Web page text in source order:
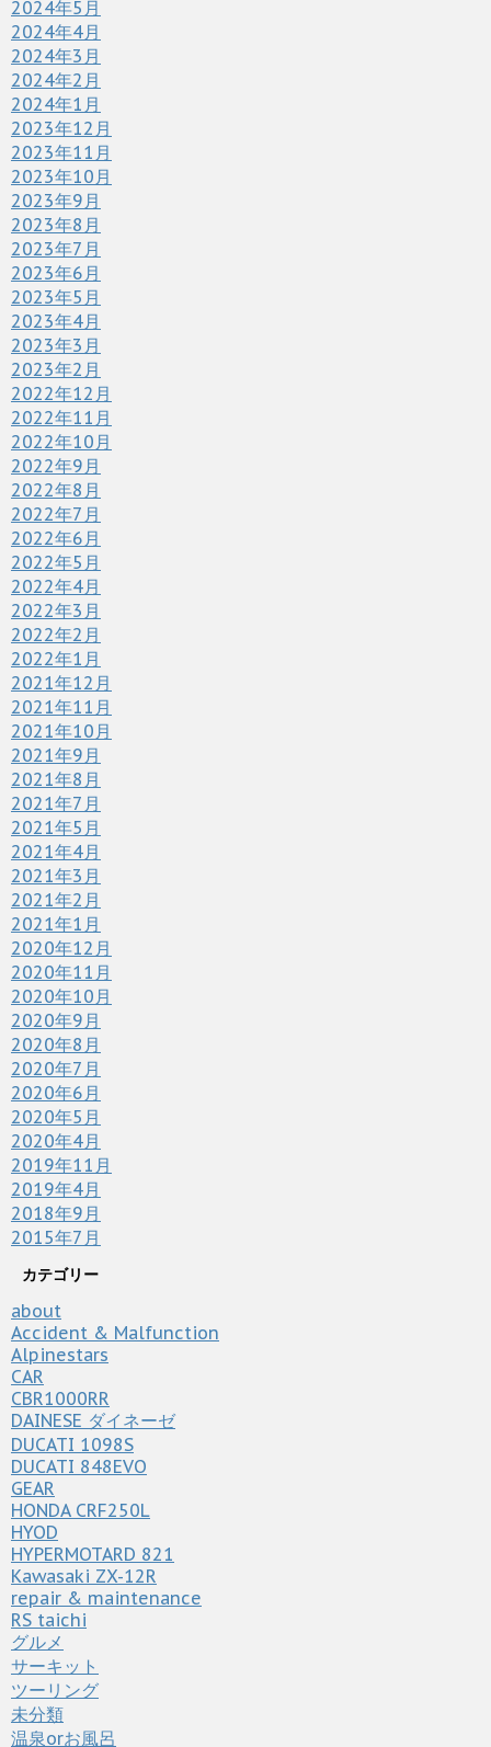
2024年5月
2024年4月
2024年3月
2024年2月
2024年1月
2023年12月
2023年11月
2023年10月
2023年9月
2023年8月
2023年7月
2023年6月
2023年5月
2023年4月
2023年3月
2023年2月
2022年12月
2022年11月
2022年10月
2022年9月
2022年8月
2022年7月
2022年6月
2022年5月
2022年4月
2022年3月
2022年2月
2022年1月
2021年12月
2021年11月
2021年10月
2021年9月
2021年8月
2021年7月
2021年5月
2021年4月
2021年3月
2021年2月
2021年1月
2020年12月
2020年11月
2020年10月
2020年9月
2020年8月
2020年7月
2020年6月
2020年5月
2020年4月
2019年11月
2019年4月
2018年9月
2015年7月
カテゴリー
about
Accident & Malfunction
Alpinestars
CAR
CBR1000RR
DAINESE ダイネーゼ
DUCATI 1098S
DUCATI 848EVO
GEAR
HONDA CRF250L
HYOD
HYPERMOTARD 821
Kawasaki ZX-12R
repair & maintenance
RS taichi
グルメ
サーキット
ツーリング
未分類
温泉orお風呂